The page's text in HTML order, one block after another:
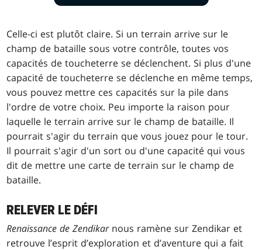
Celle-ci est plutôt claire. Si un terrain arrive sur le
champ de bataille sous votre contrôle, toutes vos
capacités de toucheterre se déclenchent. Si plus d'une
capacité de toucheterre se déclenche en même temps,
vous pouvez mettre ces capacités sur la pile dans
l'ordre de votre choix. Peu importe la raison pour
laquelle le terrain arrive sur le champ de bataille. Il
pourrait s'agir du terrain que vous jouez pour le tour.
Il pourrait s'agir d'un sort ou d'une capacité qui vous
dit de mettre une carte de terrain sur le champ de
bataille.
RELEVER LE DÉFI
Renaissance de Zendikarnous ramène sur Zendikar et
retrouve l’esprit d’exploration et d’aventure qui a fait